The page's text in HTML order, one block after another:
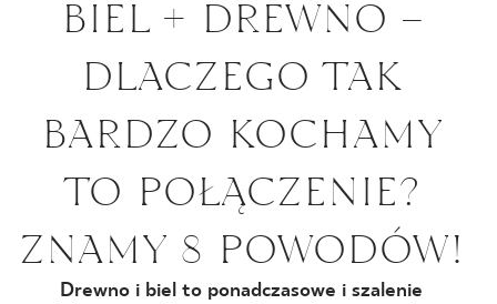
PRODUKTY
KOLEKCJE
DLA BIZNESU
BIEL + DREWNO –
DLACZEGO TAK
BARDZO KOCHAMY
TO POŁĄCZENIE?
ZNAMY 8 POWODÓW!
Drewno i biel to ponadczasowe i szalenie